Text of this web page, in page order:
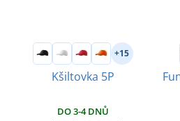
+15
Kšiltovka 5P
DO 3-4 DNŮ